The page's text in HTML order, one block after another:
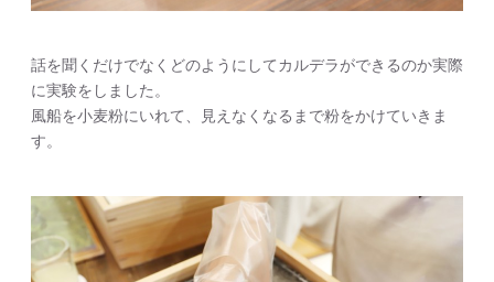
話を聞くだけでなくどのようにしてカルデラができるのか実際
に実験をしました。
風船を小麦粉にいれて、見えなくなるまで粉をかけていきま
す。